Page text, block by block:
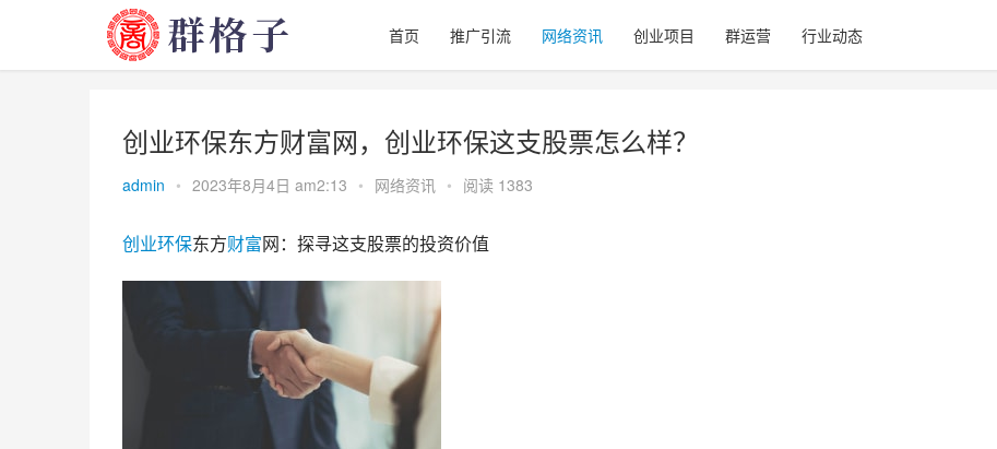
首页 推广引流 网络资讯 创业项目 群运营 行业动态
创业环保东方财富网，创业环保这支股票怎么样？
admin • 2023年8月4日 am2:13 • 网络资讯 • 阅读 1383
创业环保东方财富网：探寻这支股票的投资价值